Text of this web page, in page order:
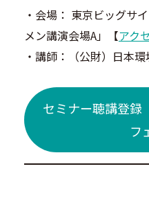
・会場： 東京ビッグサ
メン講演会場A」【アク
・講師：（公財）日本
セミナー聴講登録
フ